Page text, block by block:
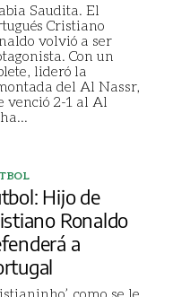
Saudita. El
Cristiano
volvió a ser
Con un
lideró la
del Al Nassr,
venció 2-1 al Al
...
Hijo de
Ronaldo
a
como se le